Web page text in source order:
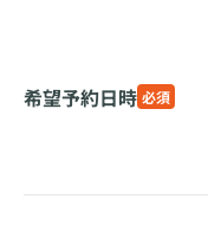
希望予約日時 必須